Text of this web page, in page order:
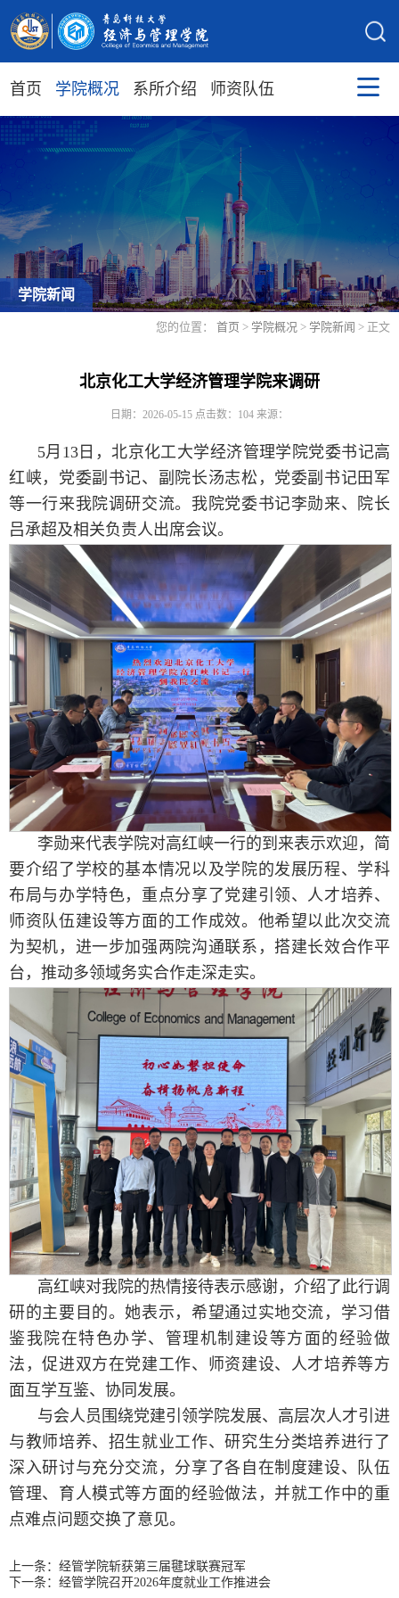
首页 学院概况 系所介绍 师资队伍
学院新闻
您的位置： 首页 > 学院概况 > 学院新闻 > 正文
北京化工大学经济管理学院来调研
日期：2026-05-15 点击数： 104 来源：
5月13日，北京化工大学经济管理学院党委书记高
红峡，党委副书记、副院长汤志松，党委副书记田军
等一行来我院调研交流。我院党委书记李勋来、院长
吕承超及相关负责人出席会议。
李勋来代表学院对高红峡一行的到来表示欢迎，简
要介绍了学校的基本情况以及学院的发展历程、学科
布局与办学特色，重点分享了党建引领、人才培养、
师资队伍建设等方面的工作成效。他希望以此次交流
为契机，进一步加强两院沟通联系，搭建长效合作平
台，推动多领域务实合作走深走实。
高红峡对我院的热情接待表示感谢，介绍了此行调
研的主要目的。她表示，希望通过实地交流，学习借
鉴我院在特色办学、管理机制建设等方面的经验做
法，促进双方在党建工作、师资建设、人才培养等方
面互学互鉴、协同发展。
与会人员围绕党建引领学院发展、高层次人才引进
与教师培养、招生就业工作、研究生分类培养进行了
深入研讨与充分交流，分享了各自在制度建设、队伍
管理、育人模式等方面的经验做法，并就工作中的重
点难点问题交换了意见。
上一条： 经管学院斩获第三届毽球联赛冠军
下一条： 经管学院召开2026年度就业工作推进会